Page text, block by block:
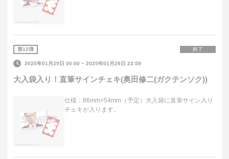
第12弾 終了
2025年01月29日 00:00 ~2025年01月29日 23:59
大入袋入り！直筆サインチェキ(奥田修二(ガクテンソク))
仕様：86mm×54mm（予定）大入袋に直筆サイン入り
チェキが入ります。